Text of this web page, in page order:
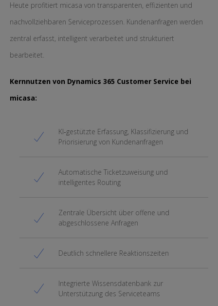
Heute profitiert micasa von transparenten, effizienten und
nachvollziehbaren Serviceprozessen. Kundenanfragen werden
zentral erfasst, intelligent verarbeitet und strukturiert
bearbeitet.
Kernnutzen von Dynamics 365 Customer Service bei
micasa:
KI‑gestützte Erfassung, Klassifizierung und
Priorisierung von Kundenanfragen
Automatische Ticketzuweisung und
intelligentes Routing
Zentrale Übersicht über offene und
abgeschlossene Anfragen
Deutlich schnellere Reaktionszeiten
Integrierte Wissensdatenbank zur
Unterstützung des Serviceteams